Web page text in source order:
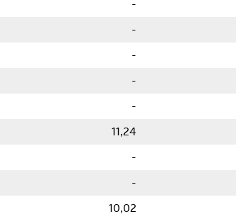
-
-
-
-
-
11,24
-
-
10,02